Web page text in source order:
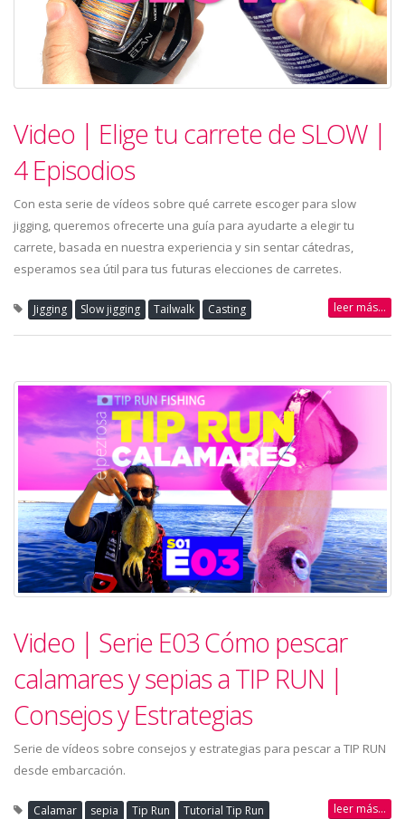
Video | Elige tu carrete de SLOW |
4 Episodios
Con esta serie de vídeos sobre qué carrete escoger para slow
jigging, queremos ofrecerte una guía para ayudarte a elegir tu
carrete, basada en nuestra experiencia y sin sentar cátedras,
esperamos sea útil para tus futuras elecciones de carretes.
Jigging Slow jigging Tailwalk Casting leer más...
Video | Serie E03 Cómo pescar
calamares y sepias a TIP RUN |
Consejos y Estrategias
Serie de vídeos sobre consejos y estrategias para pescar a TIP RUN
desde embarcación.
Calamar sepia Tip Run Tutorial Tip Run leer más...